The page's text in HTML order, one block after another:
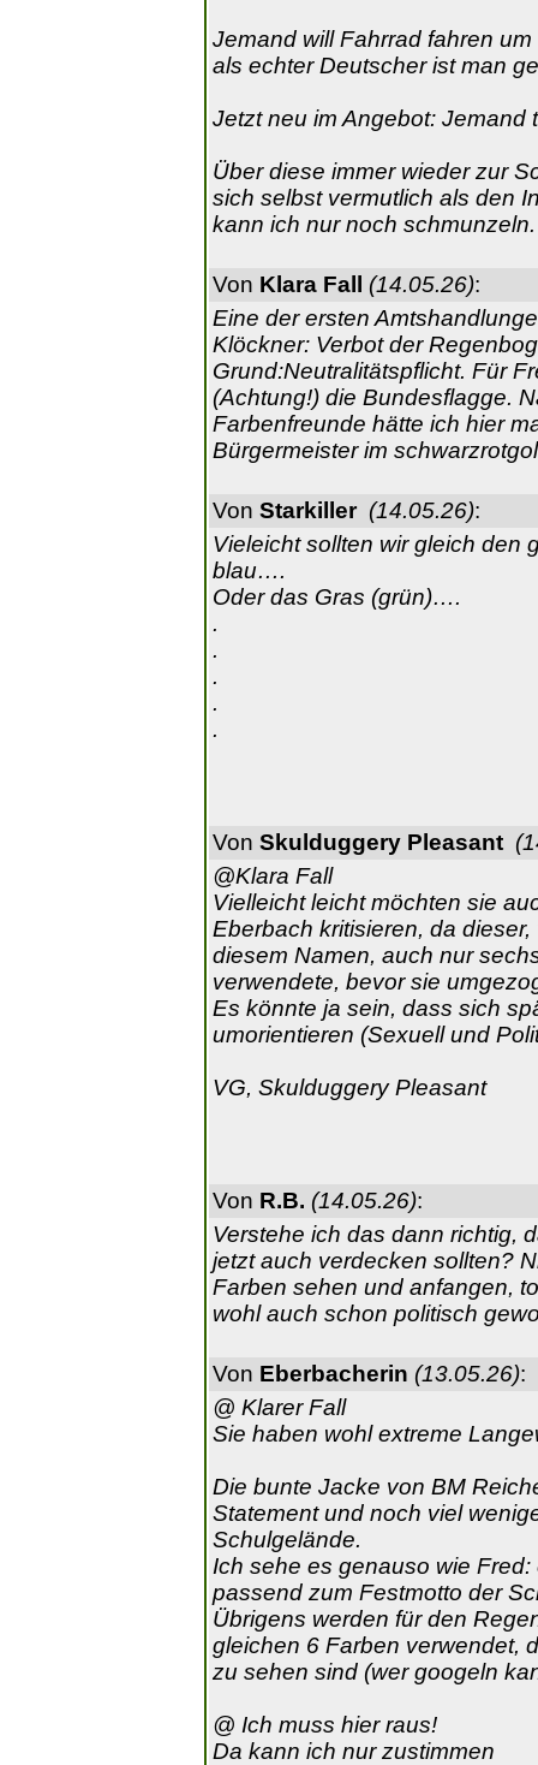
Jemand will Fahrrad fahren
als echter Deutscher ist man
Jetzt neu im Angebot: Jemand
Über diese immer wieder zur
sich selbst vermutlich als den
kann ich nur noch schmunzeln.
Von Klara Fall (14.05.26):
Eine der ersten
Klöckner: Verbot der
Grund:Neutralitätspflicht. Für
(Achtung!) die Bundesflagge.
Farbenfreunde hätte ich hier
Bürgermeister im
Von Starkiller (14.05.26):
Vieleicht sollten wir gleich den
blau….
Oder das Gras (grün)….
.
.
.
.
.
Von Skulduggery Pleasant
@Klara Fall
Vielleicht leicht möchten sie
Eberbach kritisieren, da
diesem Namen, auch nur
verwendete, bevor sie
Es könnte ja sein, dass sich
umorientieren (Sexuell und
VG, Skulduggery Pleasant
Von R.B. (14.05.26):
Verstehe ich das dann richtig,
jetzt auch verdecken sollten?
Farben sehen und anfangen,
wohl auch schon politisch
Von Eberbacherin (13.05.26):
@ Klarer Fall
Sie haben wohl extreme
Die bunte Jacke von BM
Statement und noch viel
Schulgelände.
Ich sehe es genauso wie
passend zum Festmotto der
Übrigens werden für den
gleichen 6 Farben verwendet,
zu sehen sind (wer googeln
@ Ich muss hier raus!
Da kann ich nur zustimmen